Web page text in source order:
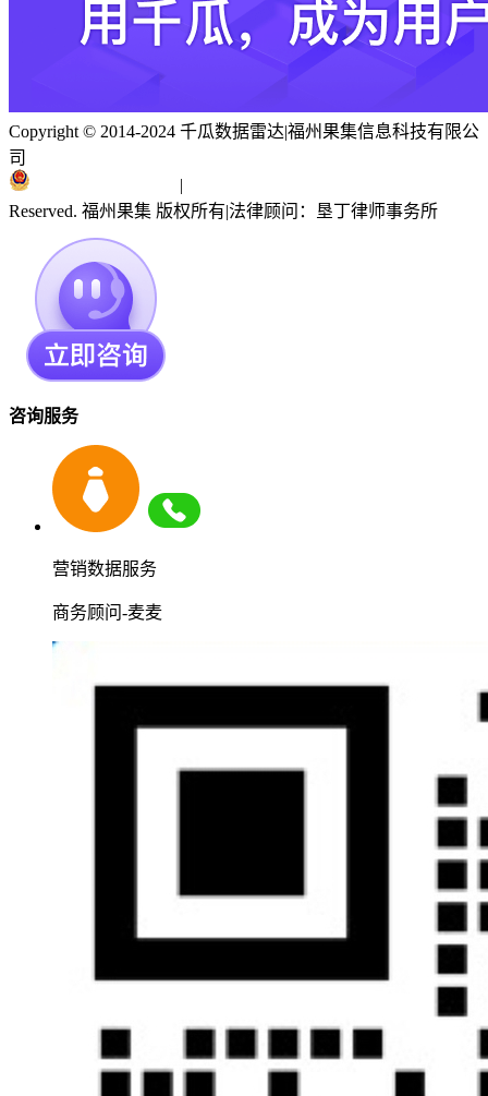
Copyright © 2014-2024 千瓜数据雷达|福州果集信息科技有限公
司
|
Reserved. 福州果集 版权所有|法律顾问：垦丁律师事务所
咨询服务
营销数据服务
商务顾问-麦麦